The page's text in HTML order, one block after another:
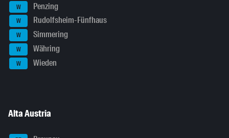
W Penzing
W Rudolfsheim-Fünfhaus
W Simmering
W Währing
W Wieden
Alta Austria